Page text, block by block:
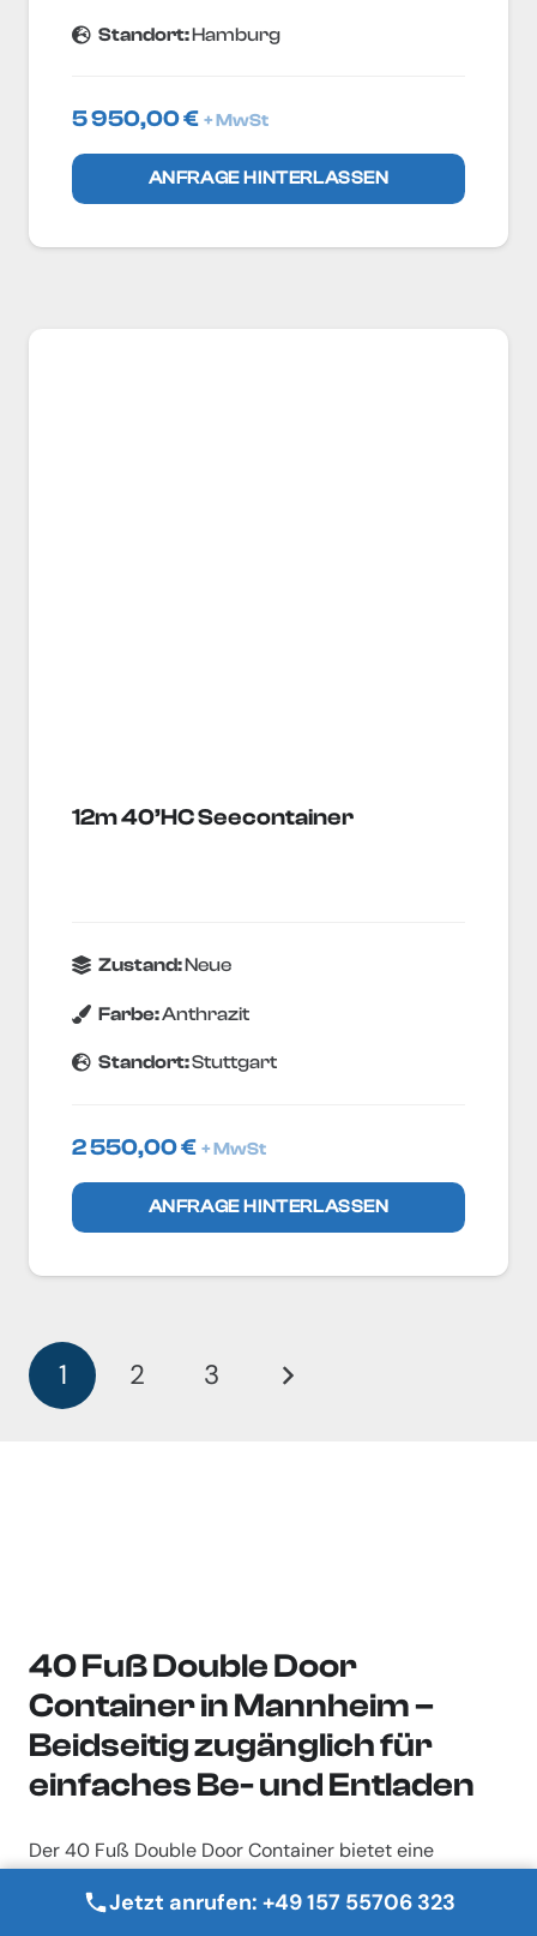
Standort:Hamburg
5 950,00€ + MwSt
ANFRAGE HINTERLASSEN
12m 40’HC Seecontainer
Zustand:Neue
Farbe:Anthrazit
Standort:Stuttgart
2 550,00€ + MwSt
ANFRAGE HINTERLASSEN
1 2 3
40 Fuß Double Door
Container in Mannheim –
Beidseitig zugänglich für
einfaches Be- und Entladen
Der 40 Fuß Double Door Container bietet eine
Transportbedürfnisse in Mannheim. Durch seine Türen
Jetzt anrufen: +49 157 55706 323